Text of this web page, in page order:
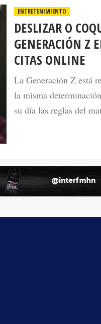
DESLIZAR O
GENERACIÓN Z
CITAS ONLINE
La Generación Z está
la misma
su día las reglas del